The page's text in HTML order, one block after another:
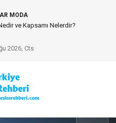
MODA
Spor Topluluklarında Kurumsal
2026, Cts